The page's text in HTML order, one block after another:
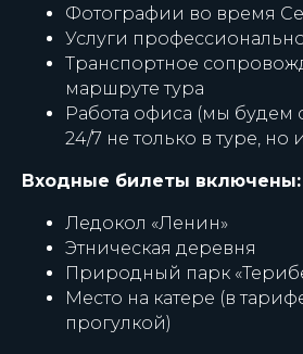
Фотографии во время
Услуги
Транспортное
маршруте тура
Работа офиса (мы будем
24/7 не только в туре, но
Входные билеты включены:
Ледокол «Ленин»
Этническая деревня
Природный парк
Место на катере (в
прогулкой)